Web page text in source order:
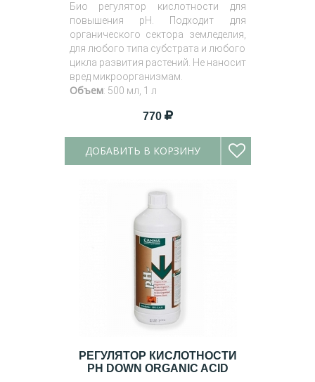
Био регулятор кислотности для
повышения pH. Подходит для
органического сектора земледелия,
для любого типа субстрата и любого
цикла развития растений. Не наносит
вред микроорганизмам.
Объем: 500 мл, 1 л
770
ДОБАВИТЬ В КОРЗИНУ
РЕГУЛЯТОР КИСЛОТНОСТИ
PH DOWN ORGANIC ACID